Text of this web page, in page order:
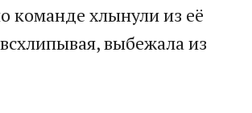
команде хлынули из её
выбежала из